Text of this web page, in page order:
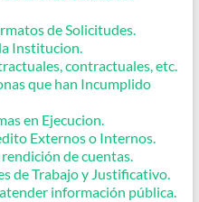
de Solicitudes.
Institucion.
contractuales, etc.
que han Incumplido
en Ejecucion.
Externos o Internos.
de cuentas.
de Trabajo y Justificativo.
información pública.